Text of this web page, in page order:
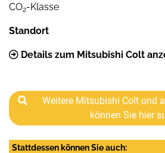
CO2-Klasse
Standort
Details zum Mitsubishi Colt
Weitere Mitsubishi Colt und
können Sie hier
Stattdessen können Sie auch: